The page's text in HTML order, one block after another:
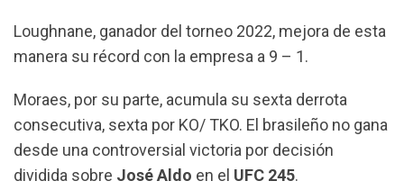
Loughnane, ganador del torneo 2022, mejora de esta
manera su récord con la empresa a 9 – 1.
Moraes, por su parte, acumula su sexta derrota
consecutiva, sexta por KO/ TKO. El brasileño no gana
desde una controversial victoria por decisión
dividida sobre José Aldo en el UFC 245.